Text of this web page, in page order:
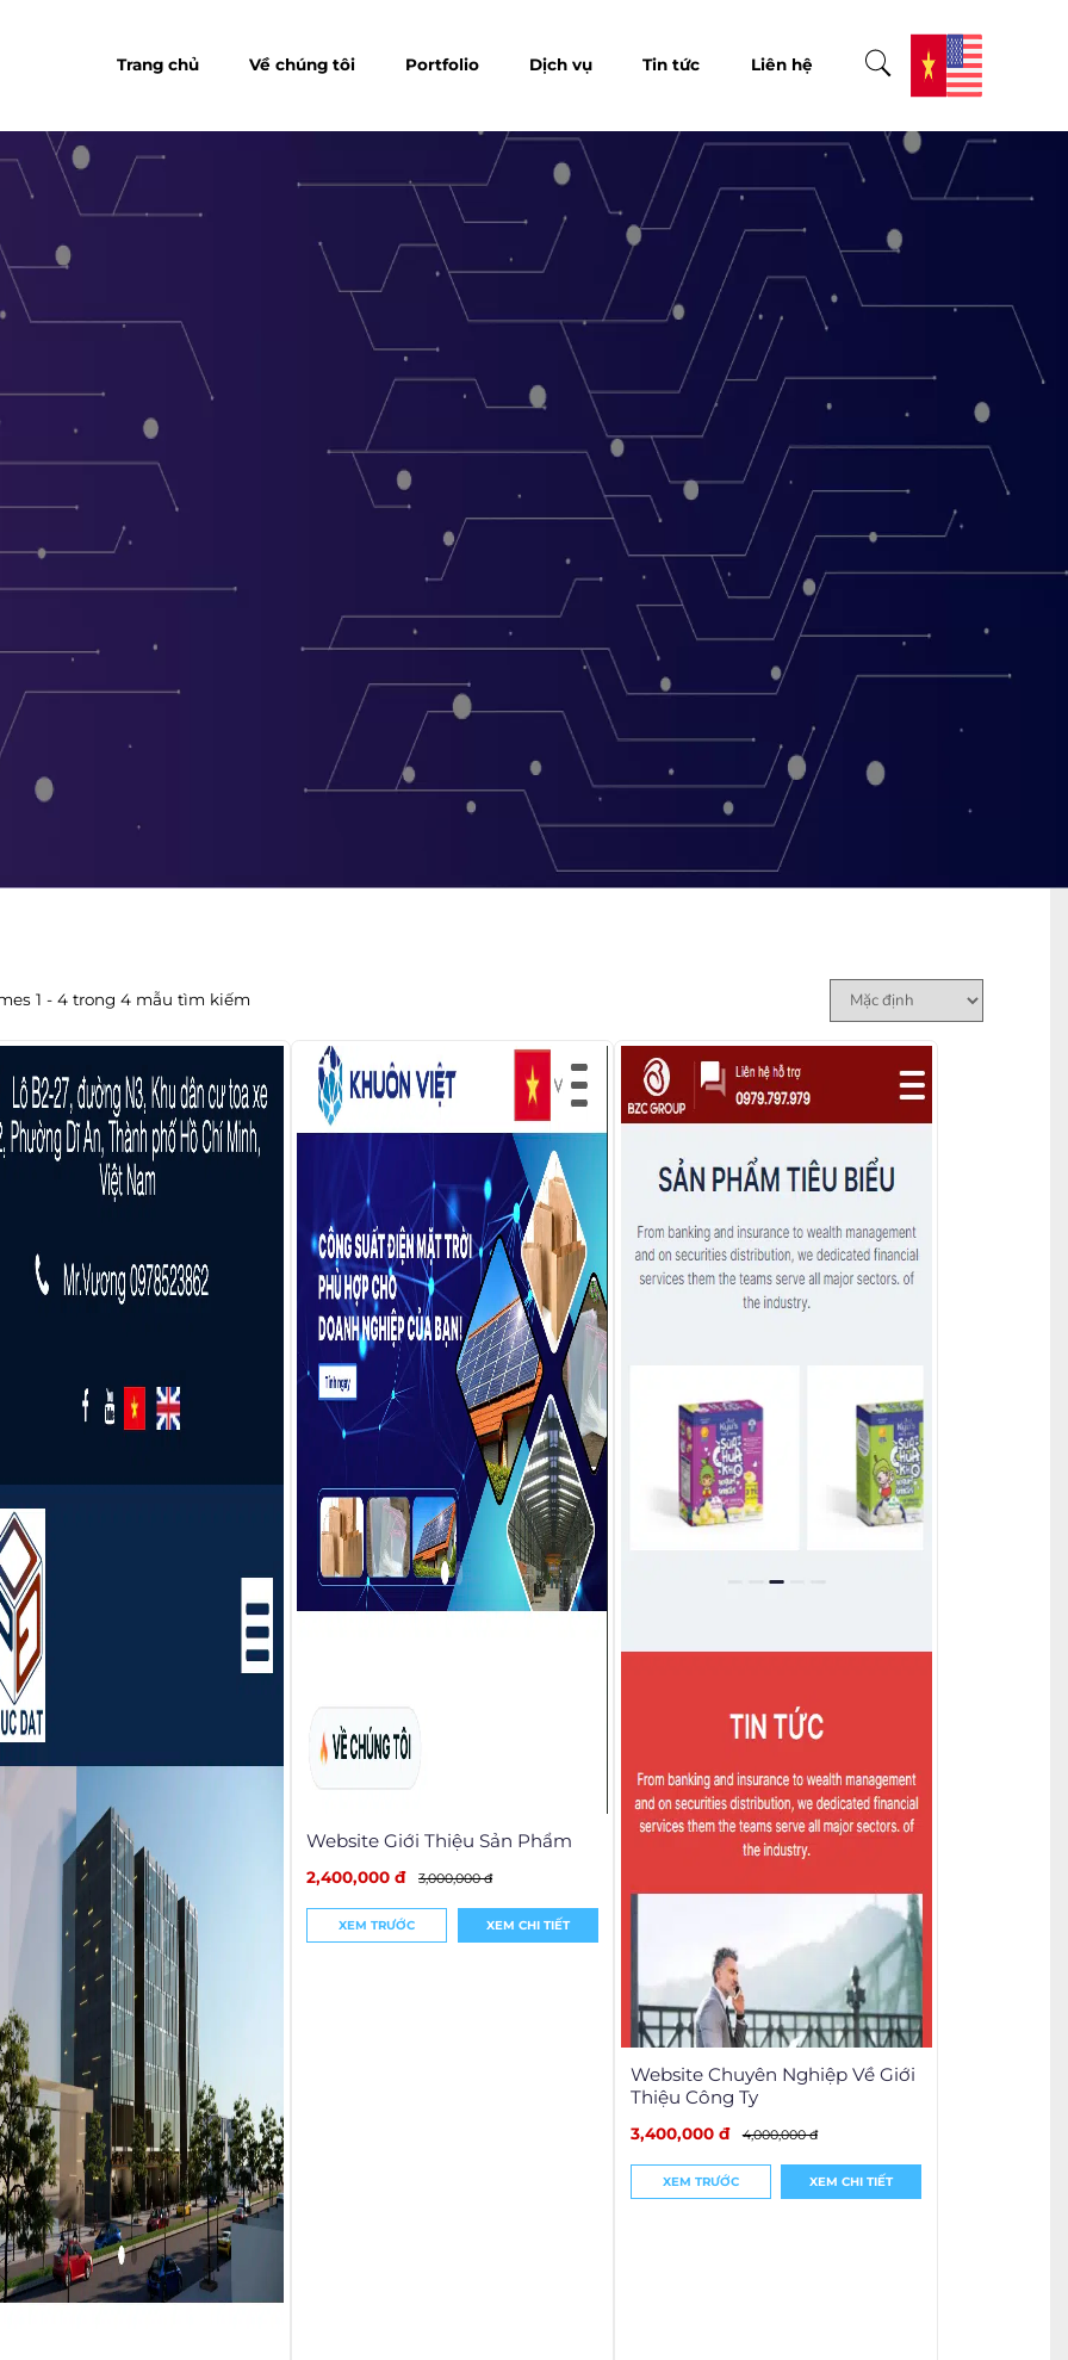
Trang chủ Về chúng tôi Portfolio Dịch vụ Tin tức Liên hệ
1 - 4 trong 4 mẫu tìm kiếm
Website Giới Thiệu Sản Phẩm
2,400,000 đ 3,000,000 đ
XEM TRƯỚC XEM CHI TIẾT
Website Chuyên Nghiệp Về Giới
Thiệu Công Ty
3,400,000 đ 4,000,000 đ
XEM TRƯỚC XEM CHI TIẾT